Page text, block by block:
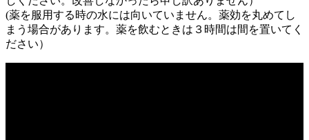
(薬を服用する時の水には向いていません。薬効を丸めてし
まう場合があります。薬を飲むときは３時間は間を置いてく
ださい）